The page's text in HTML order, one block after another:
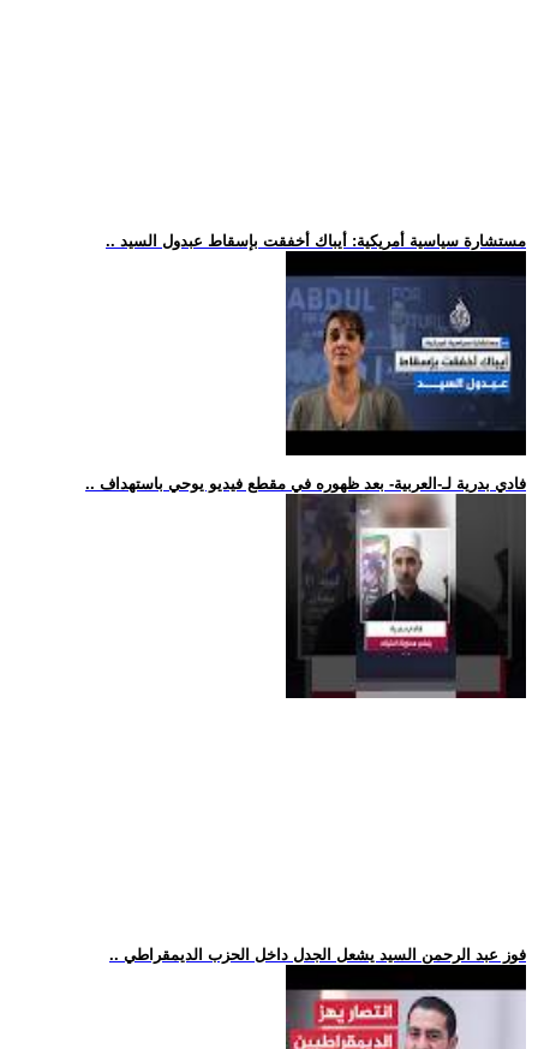
.. مستشارة سياسية أمريكية: أيباك أخفقت بإسقاط عبدول السيد
.. فادي بدرية لـ-العربية- بعد ظهوره في مقطع فيديو يوحي باستهداف
.. فوز عبد الرحمن السيد يشعل الجدل داخل الحزب الديمقراطي